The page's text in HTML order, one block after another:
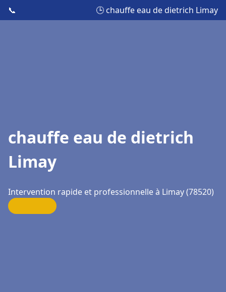
📞 🕒 chauffe eau de dietrich Limay
chauffe eau de dietrich
Limay
Intervention rapide et professionnelle à Limay (78520)